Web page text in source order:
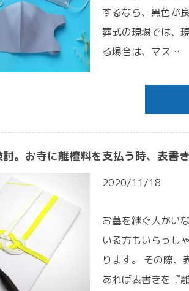
するなら、黒色が
葬式の現場では、
る場合は、マス…
。お寺に離檀料を支払う時、表書
2020/11/18
お墓を継ぐ人がい
いる方もいらっし
ります。 その際、
あれば表書きを『